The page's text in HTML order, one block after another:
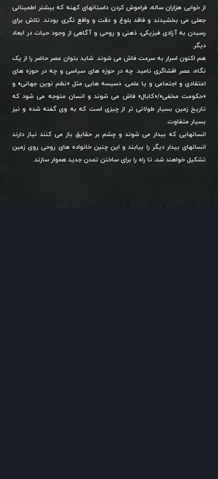
از خوابی هزاران ساله، فراموش کردن داستانهای کهنه که بیشتر اطمینانی
جعلی می بخشیدند و فاقد بلوغ و دقت و واقع نگری بودند. تلاش برای
رسیدن به آزادی فیزیکی، ذهنی و روحی و آگاهی از وجود حیات در ابعاد
دیگر.
هم اکنون اسرار به سرعت فاش می شوند. شاید بتوان عصر حاضر را از یک
نگاه، عصر افشاگری نامید. چه در حوزه های سیاسی و چه در حوزه های
اعتقادی و اجتماعی و یا علمی. دسیسه هایی مثل «نظم نوین جهانی» و
«حکومت مخفی»/«کابال» فاش می شوند و انسان متوجه می شود که
تاریخ زمین بسیار طولانی تر از چیزی است که به وی گفته شده و نیز
بسیار متفاوت.
انسانهایی که بیدار می شوند و چشم بر حقایق باز می کنند نیاز دارند
انسانهای بیدار دیگر را بیابند و این چنین خانواده های روحی روی زمین
تشکیل خواهند شد، تا راه را برای ساختن تمدن جدید هموار سازند.